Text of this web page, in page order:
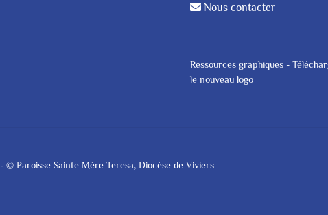
Nous contacter
Ressources graphiques -
le nouveau logo
- © Paroisse Sainte Mère Teresa, Diocèse de Viviers